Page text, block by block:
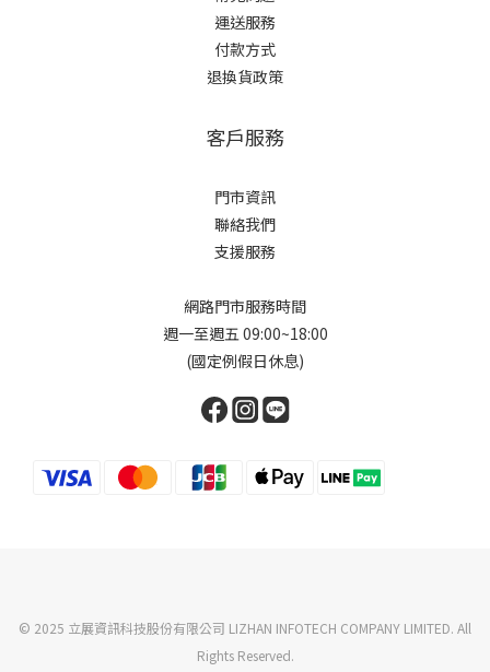
運送服務
付款方式
退換貨政策
客戶服務
門市資訊
聯絡我們
支援服務
網路門市服務時間
週一至週五 09:00~18:00
(國定例假日休息)
© 2025 立展資訊科技股份有限公司 LIZHAN INFOTECH COMPANY LIMITED. All
Rights Reserved.